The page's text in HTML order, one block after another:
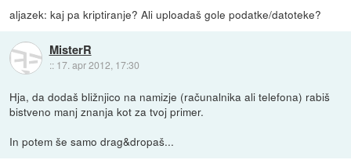
aljazek: kaj pa kriptiranje? Ali uploadaš gole podatke/datoteke?
MisterR
:: 17. apr 2012, 17:30
Hja, da dodaš bližnjico na namizje (računalnika ali telefona) rabiš
bistveno manj znanja kot za tvoj primer.
In potem še samo drag&dropaš...